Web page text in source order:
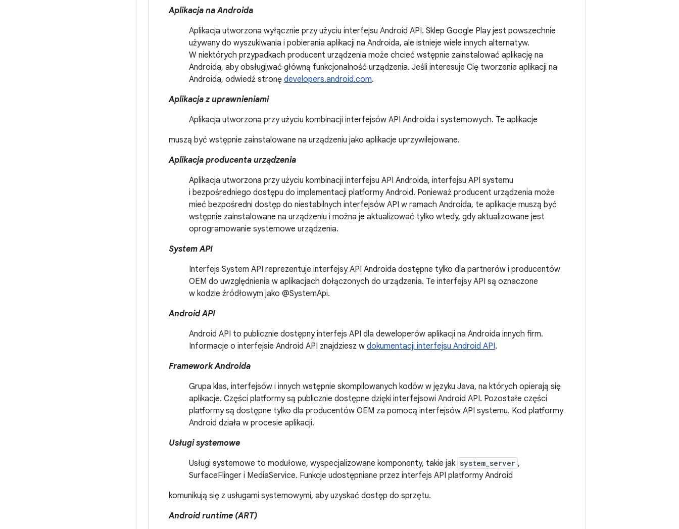
Aplikacja na Androida
Aplikacja utworzona wyłącznie przy użyciu interfejsu Android API. Sklep Google Play jest powszechnie
używany do wyszukiwania i pobierania aplikacji na Androida, ale istnieje wiele innych alternatyw.
W niektórych przypadkach producent urządzenia może chcieć wstępnie zainstalować aplikację na
Androida, aby obsługiwać główną funkcjonalność urządzenia. Jeśli interesuje Cię tworzenie aplikacji na
Androida, odwiedź stronę developers.android.com.
Aplikacja z uprawnieniami
Aplikacja utworzona przy użyciu kombinacji interfejsów API Androida i systemowych. Te aplikacje
muszą być wstępnie zainstalowane na urządzeniu jako aplikacje uprzywilejowane.
Aplikacja producenta urządzenia
Aplikacja utworzona przy użyciu kombinacji interfejsu API Androida, interfejsu API systemu
i bezpośredniego dostępu do implementacji platformy Android. Ponieważ producent urządzenia może
mieć bezpośredni dostęp do niestabilnych interfejsów API w ramach Androida, te aplikacje muszą być
wstępnie zainstalowane na urządzeniu i można je aktualizować tylko wtedy, gdy aktualizowane jest
oprogramowanie systemowe urządzenia.
System API
Interfejs System API reprezentuje interfejsy API Androida dostępne tylko dla partnerów i producentów
OEM do uwzględnienia w aplikacjach dołączonych do urządzenia. Te interfejsy API są oznaczone
w kodzie źródłowym jako @SystemApi.
Android API
Android API to publicznie dostępny interfejs API dla deweloperów aplikacji na Androida innych firm.
Informacje o interfejsie Android API znajdziesz w dokumentacji interfejsu Android API.
Framework Androida
Grupa klas, interfejsów i innych wstępnie skompilowanych kodów w języku Java, na których opierają się
aplikacje. Części platformy są publicznie dostępne dzięki interfejsowi Android API. Pozostałe części
platformy są dostępne tylko dla producentów OEM za pomocą interfejsów API systemu. Kod platformy
Android działa w procesie aplikacji.
Usługi systemowe
Usługi systemowe to modułowe, wyspecjalizowane komponenty, takie jak system_server ,
SurfaceFlinger i MediaService. Funkcje udostępniane przez interfejs API platformy Android
komunikują się z usługami systemowymi, aby uzyskać dostęp do sprzętu.
Android runtime (ART)